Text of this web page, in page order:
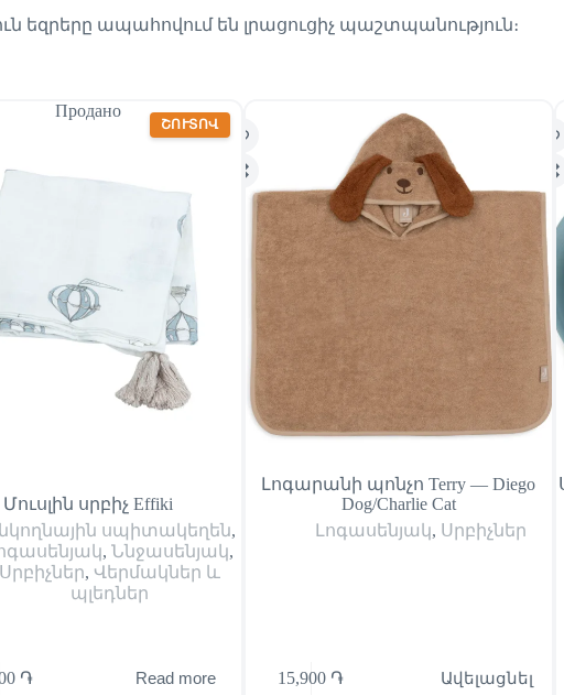
ապահովում են լրացուցիչ պաշտպանություն։
Продано
ՇՈՒՏՈՎ
Մուսլին սրբիչ Effiki
սպիտակեղեն,
,Ննջասենյակ,
Սրբիչներ, Վերմակներ և
պլեդներ
֏ Read more
Լոգարանի պոնչո Terry — Diego
Dog/Charlie Cat
Լոգասենյակ, Սրբիչներ
15,900 ֏ Ավելացնել